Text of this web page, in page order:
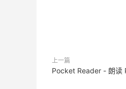
上一篇
Pocket Reader - 朗读